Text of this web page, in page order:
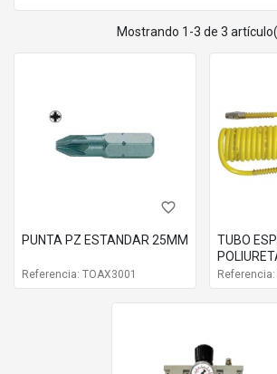
Mostrando 1-3 de 3
favorite_border
PUNTA PZ ESTANDAR 25MM
Referencia: TOAX3001
TUBO
Referencia: